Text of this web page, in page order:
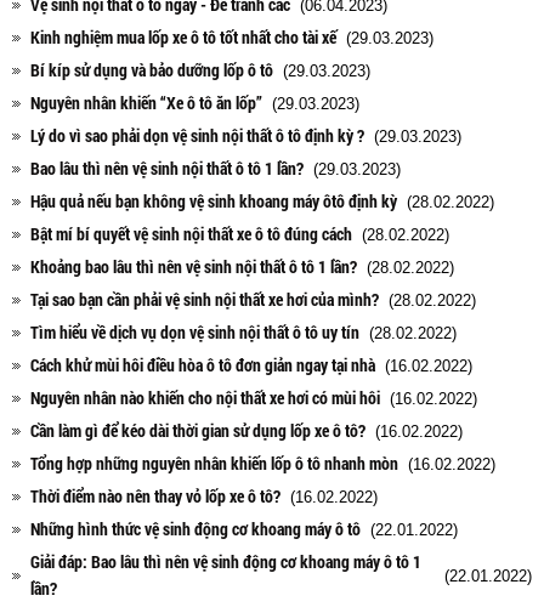
(06.04.2023)
Kinh nghiệm mua lốp xe ô tô tốt nhất cho tài xế(29.03.2023)
Bí kíp sử dụng và bảo dưỡng lốp ô tô (29.03.2023)
Nguyên nhân khiến “Xe ô tô ăn lốp” (29.03.2023)
Lý do vì sao phải dọn vệ sinh nội thất ô tô định kỳ ? (29.03.2023)
Bao lâu thì nên vệ sinh nội thất ô tô 1 lần? (29.03.2023)
Hậu quả nếu bạn không vệ sinh khoang máy ôtô định kỳ (28.02.2022)
Bật mí bí quyết vệ sinh nội thất xe ô tô đúng cách (28.02.2022)
Khoảng bao lâu thì nên vệ sinh nội thất ô tô 1 lần? (28.02.2022)
Tại sao bạn cần phải vệ sinh nội thất xe hơi của mình? (28.02.2022)
Tìm hiểu về dịch vụ dọn vệ sinh nội thất ô tô uy tín (28.02.2022)
Cách khử mùi hôi điều hòa ô tô đơn giản ngay tại nhà (16.02.2022)
Nguyên nhân nào khiến cho nội thất xe hơi có mùi hôi (16.02.2022)
Cần làm gì để kéo dài thời gian sử dụng lốp xe ô tô? (16.02.2022)
Tổng hợp những nguyên nhân khiến lốp ô tô nhanh mòn (16.02.2022)
Thời điểm nào nên thay vỏ lốp xe ô tô? (16.02.2022)
Những hình thức vệ sinh động cơ khoang máy ô tô (22.01.2022)
Giải đáp: Bao lâu thì nên vệ sinh động cơ khoang máy ô tô 1
lần?
(22.01.2022)